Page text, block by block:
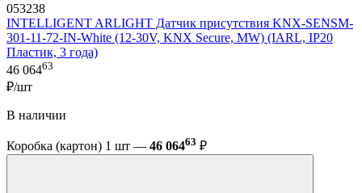
053238
INTELLIGENT ARLIGHT Датчик присутствия KNX-SENSM-
301-11-72-IN-White (12-30V, KNX Secure, MW) (IARL, IP20
Пластик, 3 года)
46 06463
₽/шт
В наличии
Коробка (картон) 1 шт — 46 06463 ₽